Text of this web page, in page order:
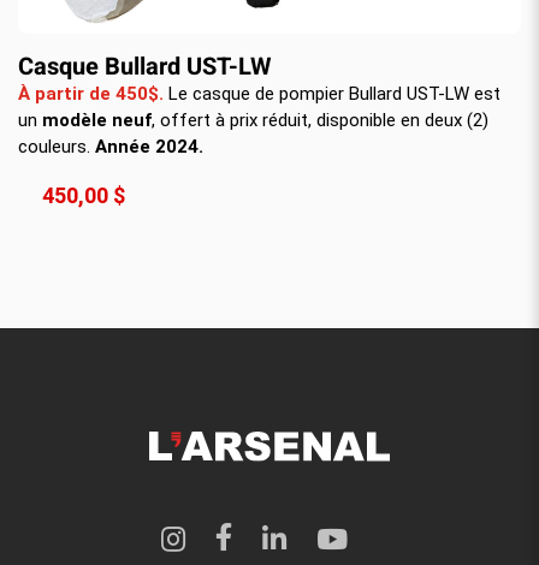
Casque Bullard UST-LW
À partir de 450$. Le casque de pompier Bullard UST-LW est
un modèle neuf, offert à prix réduit, disponible en deux (2)
couleurs. Année 2024.
450,00 $